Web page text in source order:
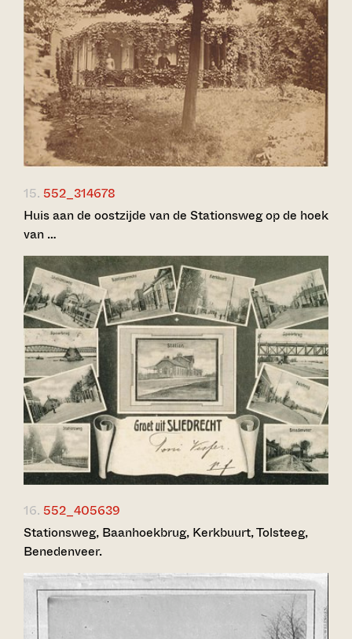
15. 552_314678
Huis aan de oostzijde van de Stationsweg op de hoek
van …
16. 552_405639
Stationsweg, Baanhoekbrug, Kerkbuurt, Tolsteeg,
Benedenveer.